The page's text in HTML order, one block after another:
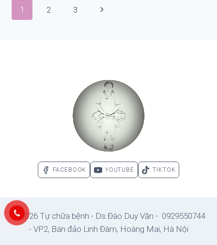
DAO
Page
1 2 3
Next
FACEBOOK YOUTUBE TIKTOK
© 2026 Tự chữa bệnh - Ds.Đào Duy Văn - 0929550744
- VP2, Bán đảo Linh Đàm, Hoàng Mai, Hà Nội